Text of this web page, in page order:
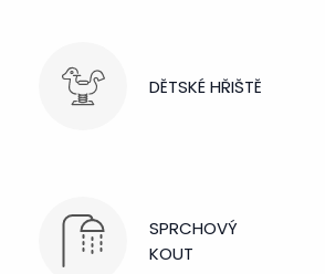
DĚTSKÉ HŘIŠTĚ
SPRCHOVÝ
KOUT